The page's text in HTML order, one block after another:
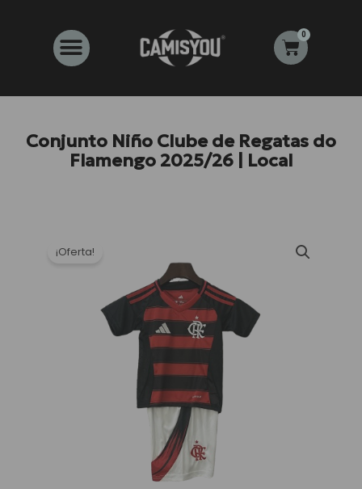
contenido
0
Carrito
Conjunto Niño Clube de Regatas do
Flamengo 2025/26 | Local
¡Oferta!